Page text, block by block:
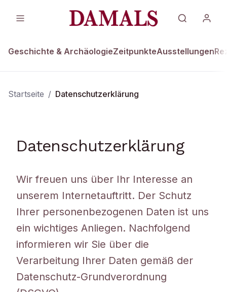
Geschichte & ArchäologieZeitpunkteAusstellungen
Startseite / Datenschutzerklärung
Datenschutzerklärung
Wir freuen uns über Ihr Interesse an
unserem Internetauftritt. Der Schutz
Ihrer personenbezogenen Daten ist uns
ein wichtiges Anliegen. Nachfolgend
informieren wir Sie über die
Verarbeitung Ihrer Daten gemäß der
Datenschutz-Grundverordnung